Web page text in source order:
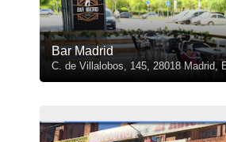
Bar Madrid
C. de Villalobos, 145, 28018 Madrid,